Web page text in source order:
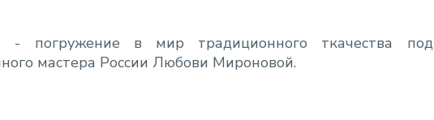
- погружение в мир традиционного ткачества под
мастера России Любови Мироновой.